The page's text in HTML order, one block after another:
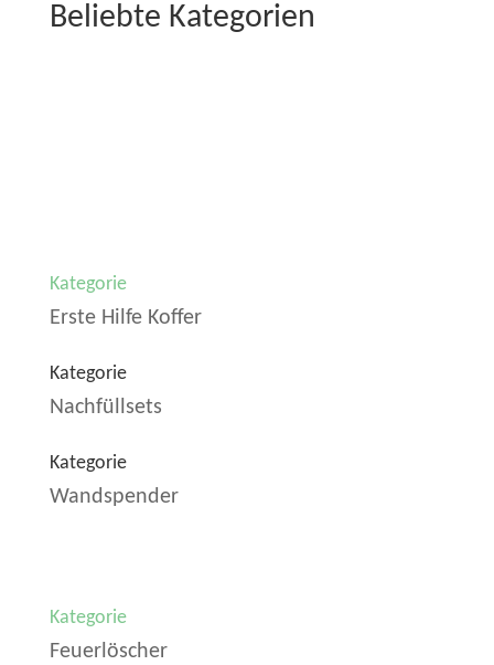
Beliebte Kategorien
Kategorie
Erste Hilfe Koffer
Kategorie
Nachfüllsets
Kategorie
Wandspender
Kategorie
Feuerlöscher